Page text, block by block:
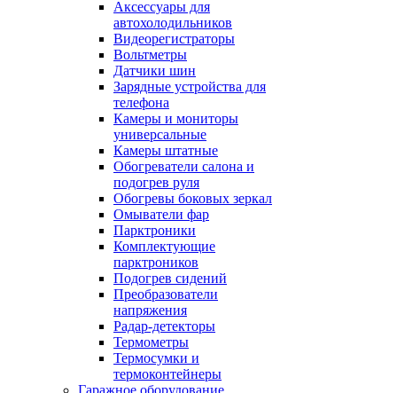
Аксессуары для
автохолодильников
Видеорегистраторы
Вольтметры
Датчики шин
Зарядные устройства для
телефона
Камеры и мониторы
универсальные
Камеры штатные
Обогреватели салона и
подогрев руля
Обогревы боковых зеркал
Омыватели фар
Парктроники
Комплектующие
парктроников
Подогрев сидений
Преобразователи
напряжения
Радар-детекторы
Термометры
Термосумки и
термоконтейнеры
Гаражное оборудование